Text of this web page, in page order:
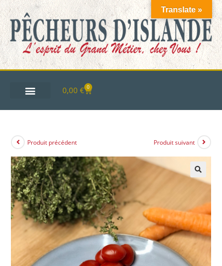
0,00 € 0
Produit précédent Produit suivant
Translate »